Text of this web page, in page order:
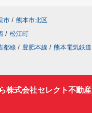
市 / 熊本市北区
/ 松江町
都線 / 豊肥本線 / 熊本電気鉄道
株式会社セレクト不動産